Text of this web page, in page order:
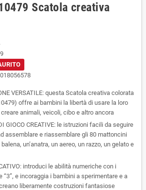
Scatola creativa
VERSATILE: questa Scatola creativa colorata
offre ai bambini la libertà di usare la loro
animali, veicoli, cibo e altro ancora
GIOCO CREATIVE: le istruzioni facili da seguire
assemblare e riassemblare gli 80 mattoncini
un’anatra, un aereo, un razzo, un gelato e
introduci le abilità numeriche con i
“3”, e incoraggia i bambini a sperimentare e a
liberamente costruzioni fantasiose